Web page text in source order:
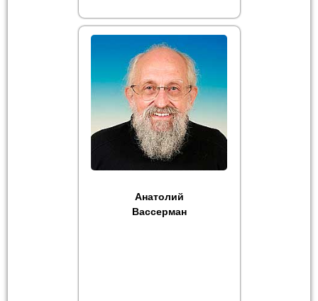
Анатолий
Вассерман